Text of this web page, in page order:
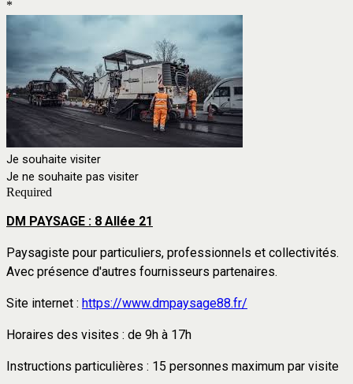
*
Je souhaite visiter
Je ne souhaite pas visiter
Required
DM PAYSAGE : 8 Allée 21
Paysagiste pour particuliers, professionnels et collectivités.
Avec présence d'autres fournisseurs partenaires.
Site internet : https://www.dmpaysage88.fr/
Horaires des visites : de 9h à 17h
Instructions particulières : 15 personnes maximum par visite